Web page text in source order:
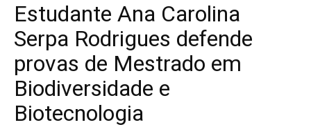
Estudante Ana Carolina
Serpa Rodrigues defende
provas de Mestrado em
Biodiversidade e
Biotecnologia